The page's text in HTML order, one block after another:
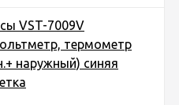
VST-7009V
термометр
наружный) синяя